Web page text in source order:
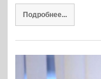
Подробнее...